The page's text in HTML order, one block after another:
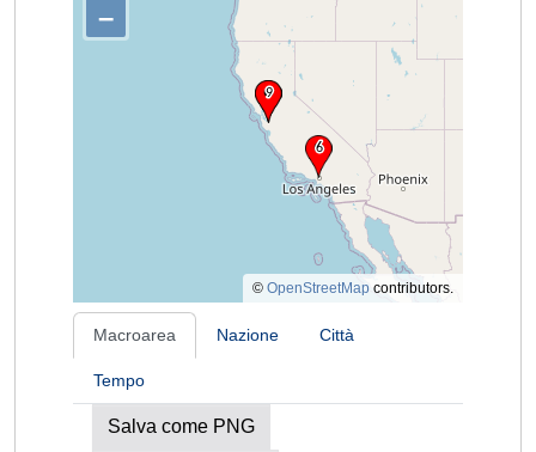
–
© OpenStreetMap contributors.
Macroarea Nazione Città
Tempo
Salva come PNG